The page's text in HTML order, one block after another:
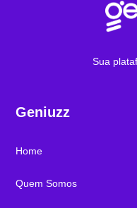
Sua
Geniuzz
Home
Quem Somos